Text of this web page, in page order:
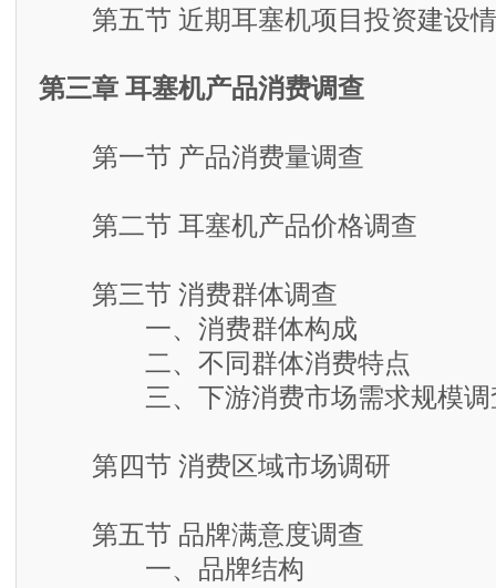
第五节 近期耳塞机项目投资建设
第三章 耳塞机产品消费调查
第一节 产品消费量调查
第二节 耳塞机产品价格调查
第三节 消费群体调查
一、消费群体构成
二、不同群体消费特点
三、下游消费市场需求规模调
第四节 消费区域市场调研
第五节 品牌满意度调查
一、品牌结构